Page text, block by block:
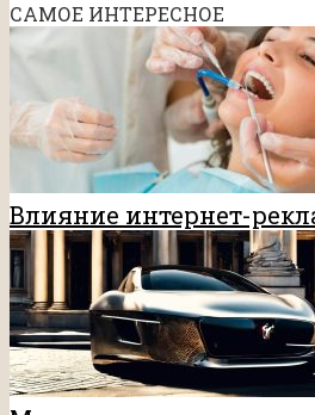
САМОЕ ИНТЕРЕСНОЕ
Влияние интернет-